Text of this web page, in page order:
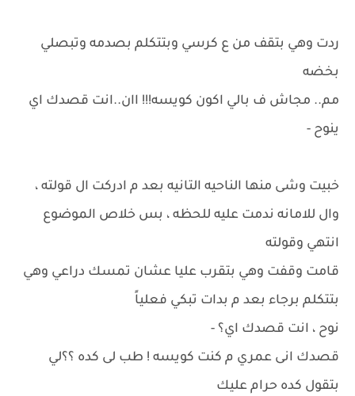
ردت وهي بتقف من ع كرسي وبتتكلم بصدمه وتبصلي
بخضه
مم.. مجاش ف بالي اكون كويسه!!! اان..انت قصدك اي
ينوح -
خبيت وشى منها الناحيه التانيه بعد م ادركت ال قولته ،
وال للامانه ندمت عليه للحظه ، بس خلاص الموضوع
انتهي وقولته
قامت وقفت وهي بتقرب عليا عشان تمسك دراعي وهي
بتتكلم برجاء بعد م بدات تبكي فعلياً
نوح ، انت قصدك اي؟ -
قصدك انى عمري م كنت كويسه ! طب لى كده ؟؟لي
بتقول كده حرام عليك